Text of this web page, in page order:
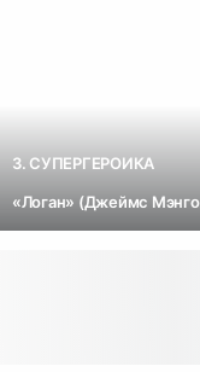
3. СУПЕРГЕРОИКА
«Логан» (Джеймс